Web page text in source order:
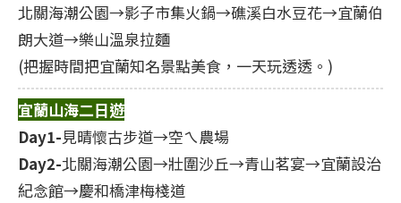
北關海潮公園→影子市集火鍋→礁溪白水豆花→宜蘭伯
朗大道→樂山溫泉拉麵
(把握時間把宜蘭知名景點美食，一天玩透透。)
宜蘭山海二日遊
Day1-見晴懷古步道→空ㄟ農場
Day2-北關海潮公園→壯圍沙丘→青山茗宴→宜蘭設治
紀念館→慶和橋津梅棧道